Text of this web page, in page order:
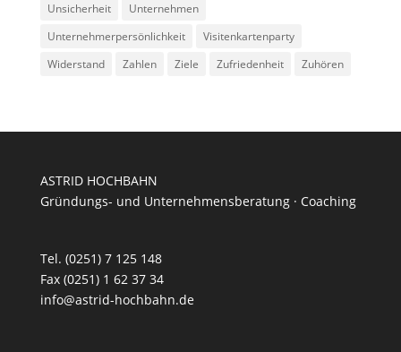
Unsicherheit
Unternehmen
Unternehmerpersönlichkeit
Visitenkartenparty
Widerstand
Zahlen Ziele Zufriedenheit Zuhören
ASTRID HOCHBAHN
Gründungs- und Unternehmensberatung · Coaching
Tel. (0251) 7 125 148
Fax (0251) 1 62 37 34
info@astrid-hochbahn.de